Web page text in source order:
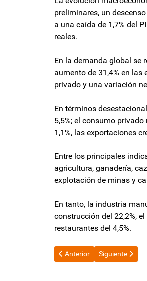
preliminares, un
a una caída de 1,7% del
reales.
En la demanda global se
aumento de 31,4% en las
privado y una variación
En términos
5,5%; el consumo
1,1%, las exportaciones
Entre los principales
agricultura, ganadería,
explotación de minas y
En tanto, la industria
construcción del 22,2%,
restaurantes del 4,5%.
Artículo anterior: Acuerdo
Anterior Artículo
Siguiente